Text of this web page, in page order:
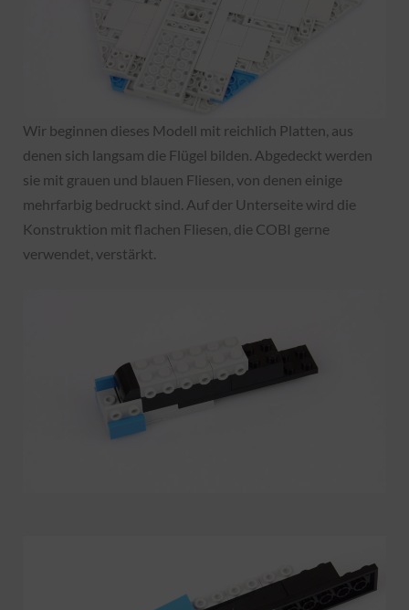
Wir beginnen dieses Modell mit reichlich Platten, aus
denen sich langsam die Flügel bilden. Abgedeckt werden
sie mit grauen und blauen Fliesen, von denen einige
mehrfarbig bedruckt sind. Auf der Unterseite wird die
Konstruktion mit flachen Fliesen, die COBI gerne
verwendet, verstärkt.